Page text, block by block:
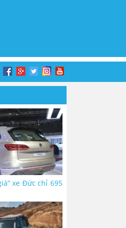
xe Đức chỉ 695